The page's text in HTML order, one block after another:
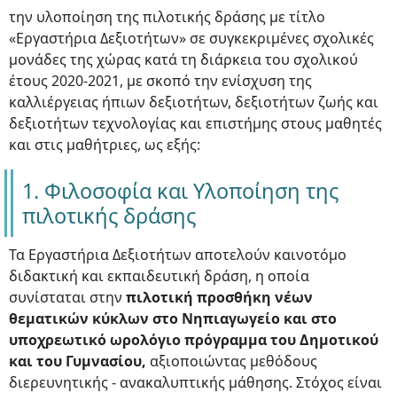
την υλοποίηση της πιλοτικής δράσης με τίτλο
«Εργαστήρια Δεξιοτήτων» σε συγκεκριμένες σχολικές
μονάδες της χώρας κατά τη διάρκεια του σχολικού
έτους 2020-2021, με σκοπό την ενίσχυση της
καλλιέργειας ήπιων δεξιοτήτων, δεξιοτήτων ζωής και
δεξιοτήτων τεχνολογίας και επιστήμης στους μαθητές
και στις μαθήτριες, ως εξής:
1. Φιλοσοφία και Υλοποίηση της
πιλοτικής δράσης
Τα Εργαστήρια Δεξιοτήτων αποτελούν καινοτόμο
διδακτική και εκπαιδευτική δράση, η οποία
συνίσταται στην πιλοτική προσθήκη νέων
θεματικών κύκλων στο Νηπιαγωγείο και στο
υποχρεωτικό ωρολόγιο πρόγραμμα του Δημοτικού
και του Γυμνασίου, αξιοποιώντας μεθόδους
διερευνητικής - ανακαλυπτικής μάθησης. Στόχος είναι